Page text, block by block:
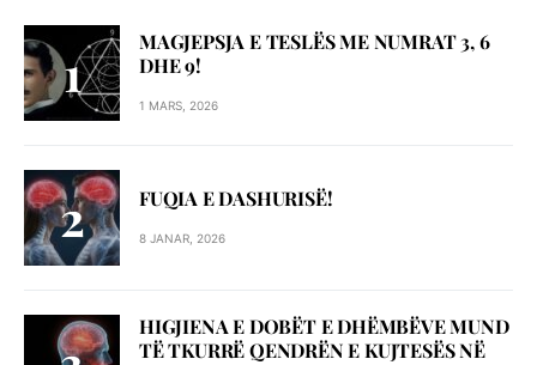
MAGJEPSJA E TESLËS ME NUMRAT 3, 6
DHE 9!
1 MARS, 2026
FUQIA E DASHURISË!
8 JANAR, 2026
HIGJIENA E DOBËT E DHËMBËVE MUND
TË TKURRË QENDRËN E KUJTESËS NË